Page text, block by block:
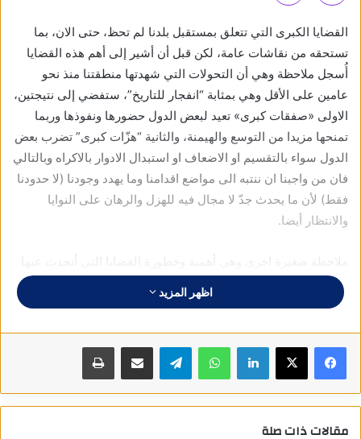
القضايا الكبرى التي تتعلق بمستقبل بلدنا لم تحظ، حتى الان، بما
تستحقه من نقاشات عامة، لكن قبل أن أشير إلى أهم هذه القضايا
أُسجل ملاحظة وهي أن التحولات التي شهدتها منطقتنا منذ نحو
عامين على الأقل وهي بمثابة “انفجار للتاريخ”، ستفضي إلى نتيجتين،
الاولى «صفقات كبرى» تعيد لبعض الدول حضورها ونفوذها وربما
تمنحها مزيدا من التوسع والهيمنة، والثانية “هزّات كبرى” تضرب بعض
الدول سواء بالتقسيم او الاضعاف او استبدال الادوار بالاكراه وبالتالي
فان من واجبنا ان ننتبه الى مواضع اقدامنا وما يهدد وجودنا (لا حدودنا
فقط) لأن ما يحدث جدّ لا مجال فيه للهزل والرهان على النوايا
والانتظار أيضا.
ملاحظة صغيرة اخرى وهي أهمية وخطورة القضايا التي أتحدث عنها
لا تتعلق فقط بها في ذاتها وتفاصيلها، وإنما أيضا بما يترتب عليها من
استحقاقات في المستقبل وبالتالي فان النقاش حولها يفترض ان
وما تؤسس له من تحولات وما ستفرضه من حقائق ووقائع علينا، ما
يهمني هنا تحديدا هو أن نفهم ما جرى في سياق “استبصار” القادم ثم
لمنع حدوثه اذا استطعنا أيضاً.
اظهر المزيد
فيسبوك X لينكدإن واتساب تيلقرام مشاركة عبر البريد طباعة
مقالات ذات صلة